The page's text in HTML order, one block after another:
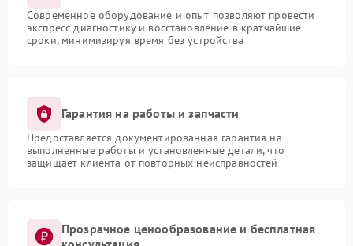
Современное оборудование и опыт позволяют провести
экспресс-диагностику и восстановление в кратчайшие
сроки, минимизируя время без устройства
Гарантия на работы и запчасти
Предоставляется документированная гарантия на
выполненные работы и установленные детали, что
защищает клиента от повторных неисправностей
Прозрачное ценообразование и бесплатная